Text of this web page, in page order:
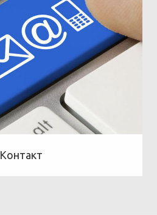
Контакт